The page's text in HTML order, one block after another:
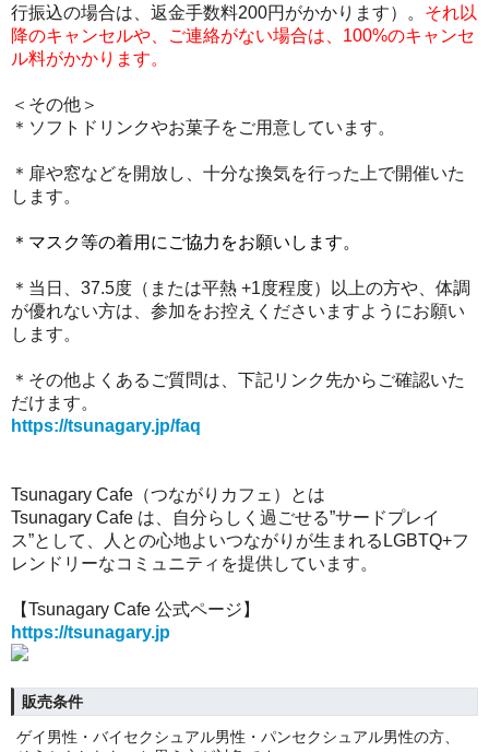
行振込の場合は、返金手数料200円がかかります）。 それ以
降のキャンセルや、ご連絡がない場合は、100%のキャンセ
ル料がかかります。
＜その他＞
＊ ソフトドリンクやお菓子をご用意しています。
＊扉や窓などを開放し、十分な換気を行った上で開催いた
します。
＊ マスク等の着用にご協力をお願いします。
＊当日、37.5度（または平熱 +1度程度）以上の方や、体調
が優れない方は、参加をお控えくださいますようにお願い
します。
＊その他よくあるご質問は、下記リンク先からご確認いた
だけます。
https://tsunagary.jp/faq
Tsunagary Cafe（つながりカフェ）とは
Tsunagary Cafe は、自分らしく過ごせる”サードプレイ
ス”として、人との心地よいつながりが生まれるLGBTQ+フ
レンドリーなコミュニティを提供しています。
【Tsunagary Cafe 公式ページ】
https://tsunagary.jp
販売条件
ゲイ男性・バイセクシュアル男性・パンセクシュアル男性の方、